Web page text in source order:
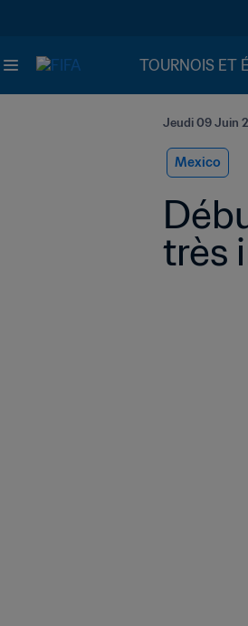
TOURNOIS ET
Jeudi 09 Juin
Mexico
très